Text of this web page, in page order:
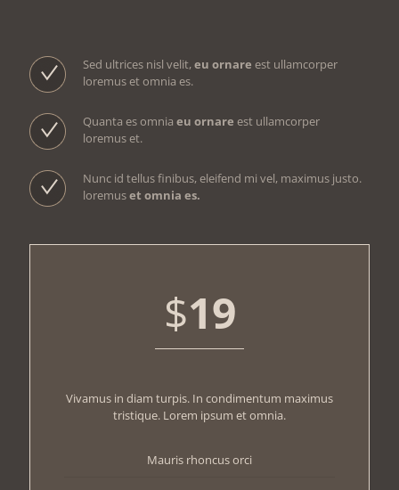
Sed ultrices nisl velit,eu ornare est ullamcorper
loremus et omnia es.
Quanta es omnia eu ornare est ullamcorper
loremus et.
Nunc id tellus finibus, eleifend mi vel, maximus justo.
loremuset omnia es.
$19
Vivamus in diam turpis. In condimentum maximus
tristique. Lorem ipsum et omnia.
Mauris rhoncus orci